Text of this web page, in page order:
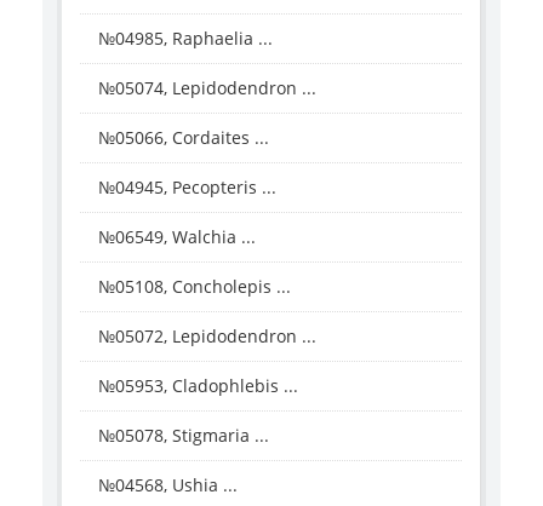
№04985, Raphaelia ...
№05074, Lepidodendron ...
№05066, Cordaites ...
№04945, Pecopteris ...
№06549, Walchia ...
№05108, Concholepis ...
№05072, Lepidodendron ...
№05953, Cladophlebis ...
№05078, Stigmaria ...
№04568, Ushia ...